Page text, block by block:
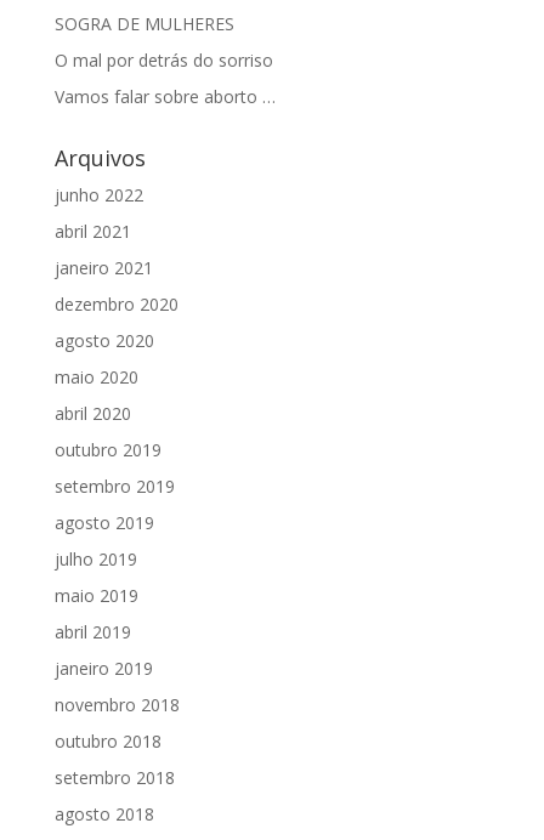
SOGRA DE MULHERES
O mal por detrás do sorriso
Vamos falar sobre aborto …
Arquivos
junho 2022
abril 2021
janeiro 2021
dezembro 2020
agosto 2020
maio 2020
abril 2020
outubro 2019
setembro 2019
agosto 2019
julho 2019
maio 2019
abril 2019
janeiro 2019
novembro 2018
outubro 2018
setembro 2018
agosto 2018